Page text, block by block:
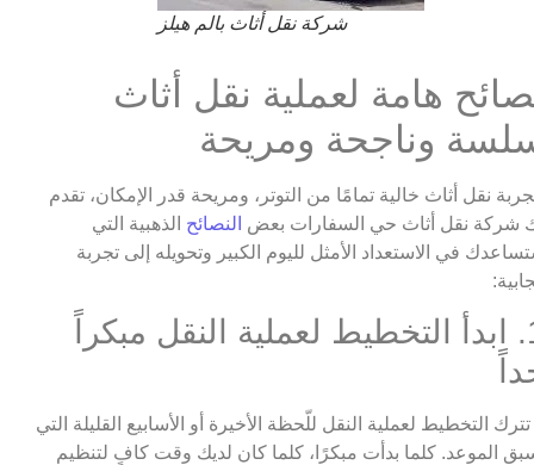
شركة نقل أثاث بالم هيلز
هامة لعملية نقل أثاث
وناجحة ومريحة
نقل أثاث خالية تمامًا من التوتر، ومريحة قدر الإمكان، تقدم
شركة نقل أثاث حي السفارات بعض النصائح الذهبية التي
في الاستعداد الأمثل لليوم الكبير وتحويله إلى تجربة
1. ابدأ التخطيط لعملية النقل مبكراً
تترك التخطيط لعملية النقل للّحظة الأخيرة أو الأسابيع القليلة التي
الموعد. كلما بدأت مبكرًا، كلما كان لديك وقت كافٍ لتنظيم